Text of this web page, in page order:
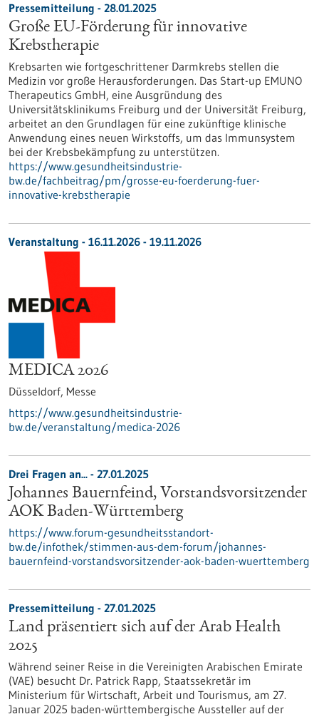
Pressemitteilung - 28.01.2025
Große EU-Förderung für innovative
Krebstherapie
Krebsarten wie fortgeschrittener Darmkrebs stellen die
Medizin vor große Herausforderungen. Das Start-up EMUNO
Therapeutics GmbH, eine Ausgründung des
Universitätsklinikums Freiburg und der Universität Freiburg,
arbeitet an den Grundlagen für eine zukünftige klinische
Anwendung eines neuen Wirkstoffs, um das Immunsystem
bei der Krebsbekämpfung zu unterstützen.
https://www.gesundheitsindustrie-
bw.de/fachbeitrag/pm/grosse-eu-foerderung-fuer-
innovative-krebstherapie
Veranstaltung - 16.11.2026 - 19.11.2026
MEDICA 2026
Düsseldorf, Messe
https://www.gesundheitsindustrie-
bw.de/veranstaltung/medica-2026
Drei Fragen an... - 27.01.2025
Johannes Bauernfeind, Vorstandsvorsitzender
AOK Baden-Württemberg
https://www.forum-gesundheitsstandort-
bw.de/infothek/stimmen-aus-dem-forum/johannes-
bauernfeind-vorstandsvorsitzender-aok-baden-wuerttemberg
Pressemitteilung - 27.01.2025
Land präsentiert sich auf der Arab Health
2025
Während seiner Reise in die Vereinigten Arabischen Emirate
(VAE) besucht Dr. Patrick Rapp, Staatssekretär im
Ministerium für Wirtschaft, Arbeit und Tourismus, am 27.
Januar 2025 baden-württembergische Aussteller auf der